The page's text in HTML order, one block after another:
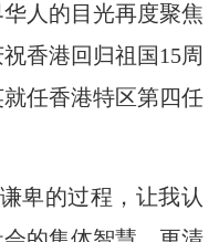
人的目光再度聚焦
香港回归祖国15周
任香港特区第四任
的过程，让我认